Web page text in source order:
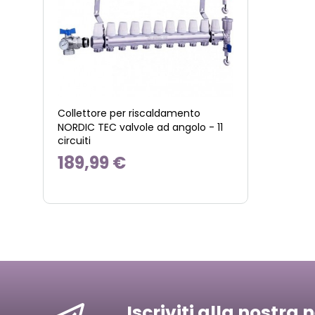
Collettore per riscaldamento
NORDIC TEC valvole ad angolo - 11
circuiti
189,99 €